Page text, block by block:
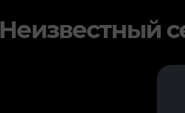
Неизвестный